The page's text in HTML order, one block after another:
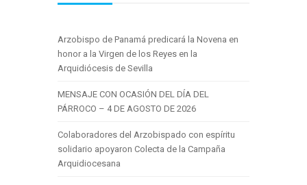
Arzobispo de Panamá predicará la Novena en
honor a la Virgen de los Reyes en la
Arquidiócesis de Sevilla
MENSAJE CON OCASIÓN DEL DÍA DEL
PÁRROCO – 4 DE AGOSTO DE 2026
Colaboradores del Arzobispado con espíritu
solidario apoyaron Colecta de la Campaña
Arquidiocesana